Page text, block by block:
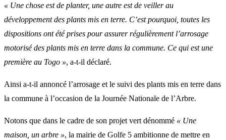
« Une chose est de planter, une autre est de veiller au
développement des plants mis en terre. C’est pourquoi, toutes les
dispositions ont été prises pour assurer régulièrement l’arrosage
motorisé des plants mis en terre dans la commune. Ce qui est une
première au Togo », a-t-il déclaré.
Ainsi a-t-il annoncé l’arrosage et le suivi des plants mis en terre dans
la commune à l’occasion de la Journée Nationale de l’Arbre.
Notons que dans le cadre de son projet vert dénommé « Une
maison, un arbre », la mairie de Golfe 5 ambitionne de mettre en